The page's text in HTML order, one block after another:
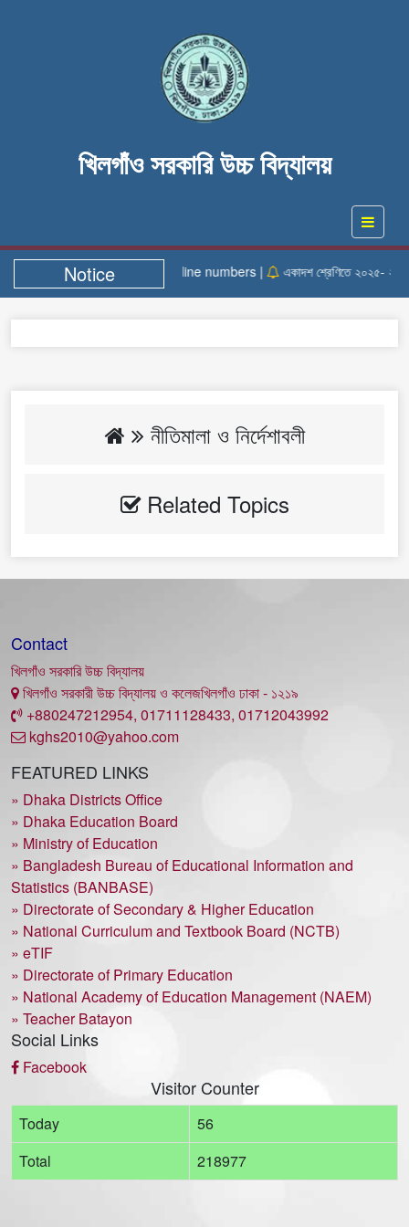
খিলগাঁও সরকারি উচ্চ বিদ্যালয়
Notice Helpline numbers | একাদশ শ্রেণিতে ২০২৫-
নীতিমালা ও নির্দেশাবলী
Related Topics
Contact
খিলগাঁও সরকারি উচ্চ বিদ্যালয়
খিলগাঁও সরকারী উচ্চ বিদ্যালয় ও কলেজখিলগাঁও ঢাকা - ১২১৯
+880247212954, 01711128433, 01712043992
kghs2010@yahoo.com
FEATURED LINKS
» Dhaka Districts Office
» Dhaka Education Board
» Ministry of Education
» Bangladesh Bureau of Educational Information and
Statistics (BANBASE)
» Directorate of Secondary & Higher Education
» National Curriculum and Textbook Board (NCTB)
» eTIF
» Directorate of Primary Education
» National Academy of Education Management (NAEM)
» Teacher Batayon
Social Links
Facebook
Visitor Counter
Today
56
Total
218977